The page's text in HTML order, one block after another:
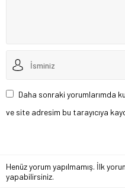
Daha sonraki yorumlarımda
ve site adresim bu tarayıcıya
Henüz yorum yapılmamış. İlk
yapabilirsiniz.